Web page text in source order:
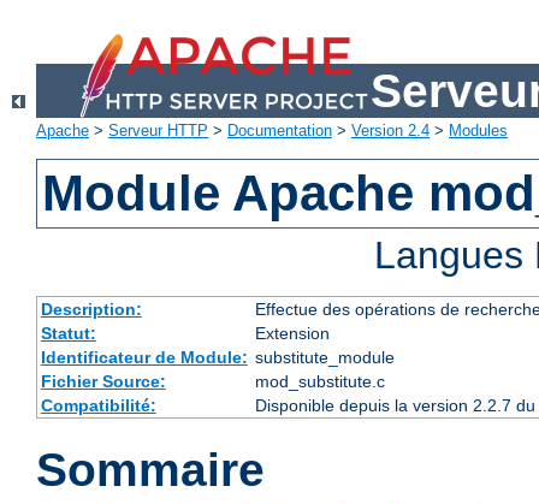
Apache > Serveur HTTP > Documentation > Version 2.4 > Modules
Module Apache
Description:
Effectue des opérations de
Statut:
Extension
Identificateur de Module: substitute_module
Fichier Source:
mod_substitute.c
Compatibilité:
Disponible depuis la version 2.2.7
Sommaire